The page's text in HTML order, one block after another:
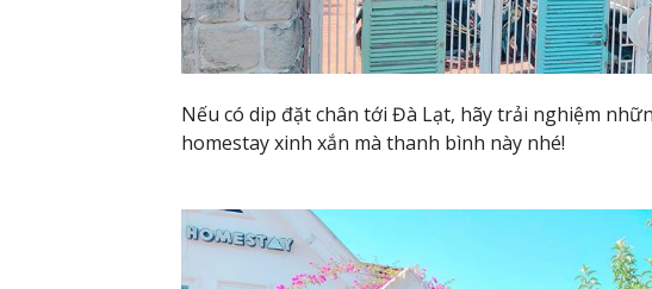
Nếu có dip đặt chân tới Đà Lạt, hãy trải nghiệm
homestay xinh xắn mà thanh bình này nhé!